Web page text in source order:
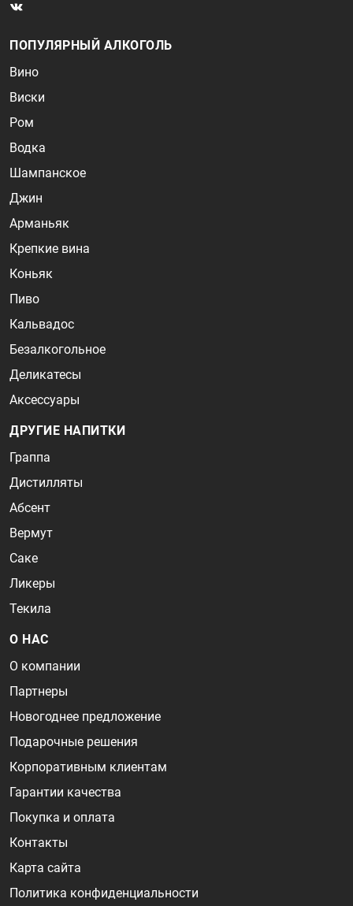
ПОПУЛЯРНЫЙ АЛКОГОЛЬ
Вино
Виски
Ром
Водка
Шампанское
Джин
Арманьяк
Крепкие вина
Коньяк
Пиво
Кальвадос
Безалкогольное
Деликатесы
Аксессуары
ДРУГИЕ НАПИТКИ
Граппа
Дистилляты
Абсент
Вермут
Саке
Ликеры
Текила
О НАС
О компании
Партнеры
Новогоднее предложение
Подарочные решения
Корпоративным клиентам
Гарантии качества
Покупка и оплата
Контакты
Карта сайта
Политика конфиденциальности